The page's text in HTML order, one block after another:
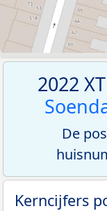
2022
De
Kerncijfers